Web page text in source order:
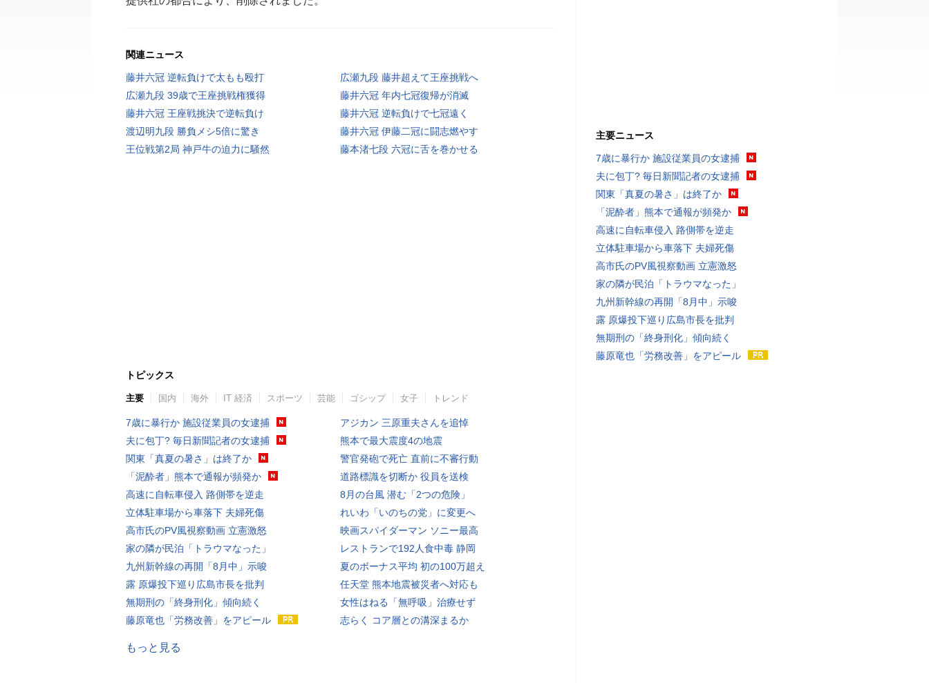
関連ニュース
藤井六冠 逆転負けで太もも殴打
広瀬九段 藤井超えて王座挑戦へ
広瀬九段 39歳で王座挑戦権獲得
藤井六冠 年内七冠復帰が消滅
藤井六冠 王座戦挑決で逆転負け
藤井六冠 逆転負けで七冠遠く
渡辺明九段 勝負メシ5倍に驚き
藤井六冠 伊藤二冠に闘志燃やす
王位戦第2局 神戸牛の迫力に騒然
藤本渚七段 六冠に舌を巻かせる
トピックス
主要 国内 海外 IT 経済 スポーツ 芸能 ゴシップ 女子 トレンド
7歳に暴行か 施設従業員の女逮捕
夫に包丁? 毎日新聞記者の女逮捕
関東「真夏の暑さ」は終了か
「泥酔者」熊本で通報が頻発か
高速に自転車侵入 路側帯を逆走
立体駐車場から車落下 夫婦死傷
高市氏のPV風視察動画 立憲激怒
家の隣が民泊「トラウマなった」
九州新幹線の再開「8月中」示唆
露 原爆投下巡り広島市長を批判
無期刑の「終身刑化」傾向続く
藤原竜也「労務改善」をアピール
アジカン 三原重夫さんを追悼
熊本で最大震度4の地震
警官発砲で死亡 直前に不審行動
道路標識を切断か 役員を送検
8月の台風 潜む「2つの危険」
れいわ「いのちの党」に変更へ
映画スパイダーマン ソニー最高
レストランで192人食中毒 静岡
夏のボーナス平均 初の100万超え
任天堂 熊本地震被災者へ対応も
女性はねる「無呼吸」治療せず
志らく コア層との溝深まるか
もっと見る
主要ニュース
7歳に暴行か 施設従業員の女逮捕
夫に包丁? 毎日新聞記者の女逮捕
関東「真夏の暑さ」は終了か
「泥酔者」熊本で通報が頻発か
高速に自転車侵入 路側帯を逆走
立体駐車場から車落下 夫婦死傷
高市氏のPV風視察動画 立憲激怒
家の隣が民泊「トラウマなった」
九州新幹線の再開「8月中」示唆
露 原爆投下巡り広島市長を批判
無期刑の「終身刑化」傾向続く
藤原竜也「労務改善」をアピール